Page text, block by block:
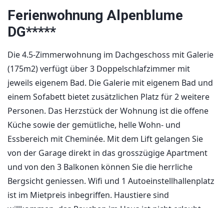
Ferienwohnung Alpenblume
DG*****
Die 4.5-Zimmerwohnung im Dachgeschoss mit Galerie
(175m2) verfügt über 3 Doppelschlafzimmer mit
jeweils eigenem Bad. Die Galerie mit eigenem Bad und
einem Sofabett bietet zusätzlichen Platz für 2 weitere
Personen. Das Herzstück der Wohnung ist die offene
Küche sowie der gemütliche, helle Wohn- und
Essbereich mit Cheminée. Mit dem Lift gelangen Sie
von der Garage direkt in das grosszügige Apartment
und von den 3 Balkonen können Sie die herrliche
Bergsicht geniessen. Wifi und 1 Autoeinstellhallenplatz
ist im Mietpreis inbegriffen. Haustiere sind